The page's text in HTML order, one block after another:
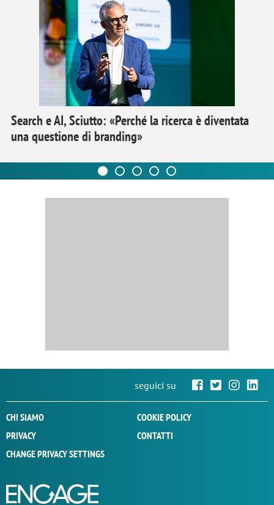
Search e AI, Sciutto: «Perché la ricerca è diventata
una questione di branding»
seguici su
CHI SIAMO
COOKIE POLICY
PRIVACY
CONTATTI
CHANGE PRIVACY SETTINGS